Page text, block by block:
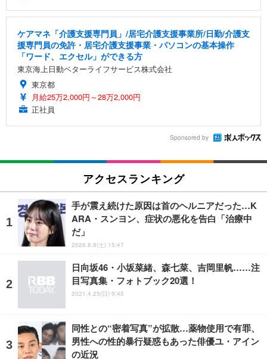
ケアマネ「介護支援専門員」/居宅介護支援事業所/日勤/介護支
援専門員の免許・居宅介護支援事業・パソコンの基本操作
「ワード、エクセル」ができる方
東京海上日動ベターライフサービス株式会社
東京都
月給25万2,000円～28万2,000円
正社員
Sponsored by
アクセスランキング
手が震え続けた原因は首のヘルニアだった…K
ARA・スンヨン、症状の悪化を告白「治療中
だ」
2026.8.8(土) 15:47
日向坂46・小坂菜緒、森七菜、吉岡里帆……注
目写真集・フォトブック20選！
2021.4.25(日) 9:45
同性との“密着写真”が拡散…薬物使用で有罪、
男性への性的暴行疑惑もあった俳優ユ・アイン
の近況